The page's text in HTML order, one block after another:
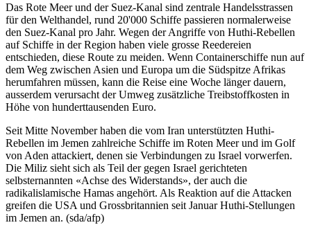
Das Rote Meer und der Suez-Kanal sind zentrale Handelsstrassen
für den Welthandel, rund 20'000 Schiffe passieren normalerweise
den Suez-Kanal pro Jahr. Wegen der Angriffe von Huthi-Rebellen
auf Schiffe in der Region haben viele grosse Reedereien
entschieden, diese Route zu meiden. Wenn Containerschiffe nun auf
dem Weg zwischen Asien und Europa um die Südspitze Afrikas
herumfahren müssen, kann die Reise eine Woche länger dauern,
ausserdem verursacht der Umweg zusätzliche Treibstoffkosten in
Höhe von hunderttausenden Euro.
Seit Mitte November haben die vom Iran unterstützten Huthi-
Rebellen im Jemen zahlreiche Schiffe im Roten Meer und im Golf
von Aden attackiert, denen sie Verbindungen zu Israel vorwerfen.
Die Miliz sieht sich als Teil der gegen Israel gerichteten
selbsternannten «Achse des Widerstands», der auch die
radikalislamische Hamas angehört. Als Reaktion auf die Attacken
greifen die USA und Grossbritannien seit Januar Huthi-Stellungen
im Jemen an. (sda/afp)